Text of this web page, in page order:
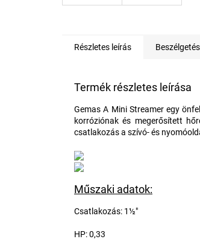
Részletes leírás Beszélgetés
Termék részletes leírása
Gemas A Mini Streamer egy
korróziónak és megerősített
csatlakozás a szívó- és
Műszaki adatok:
Csatlakozás: 1½"
HP: 0,33